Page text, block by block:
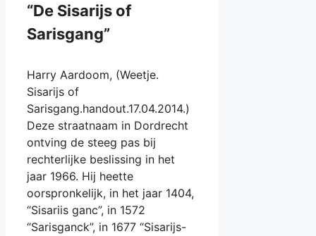
“De Sisarijs of
Sarisgang”
Harry Aardoom, (Weetje.
Sisarijs of
Sarisgang.handout.17.04.2014.)
Deze straatnaam in Dordrecht
ontving de steeg pas bij
rechterlijke beslissing in het
jaar 1966. Hij heette
oorspronkelijk, in het jaar 1404,
“Sisariis ganc”, in 1572
“Sarisganck”, in 1677 “Sisarijs-